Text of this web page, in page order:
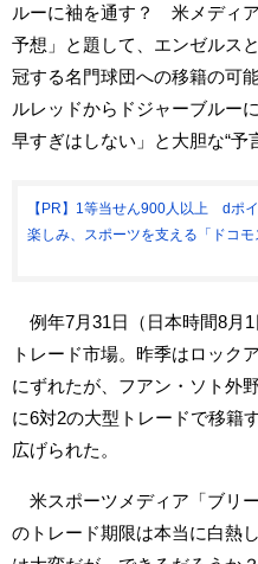
ルーに袖を通す？ 米メディ
予想」と題して、エンゼルス
冠する名門球団への移籍の可
ルレッドからドジャーブルー
早すぎはしない」と大胆な“予
【PR】1等当せん900人以上 dポ
楽しみ、スポーツを支える「ドコ
例年7月31日（日本時間8月
トレード市場。昨季はロック
にずれたが、フアン・ソト外
に6対2の大型トレードで移籍
広げられた。
米スポーツメディア「ブリ
のトレード期限は本当に白熱